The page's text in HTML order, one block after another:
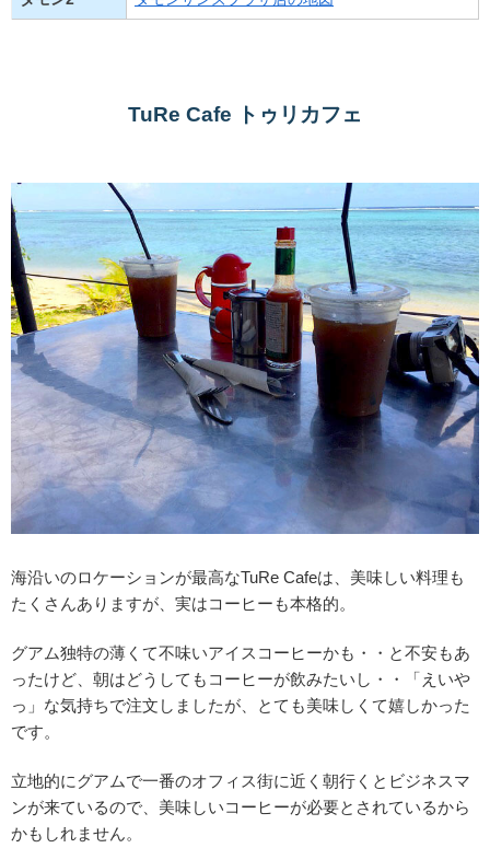
TuRe Cafe トゥリカフェ
海沿いのロケーションが最高なTuRe Cafeは、美味しい料理も
たくさんありますが、実はコーヒーも本格的。
グアム独特の薄くて不味いアイスコーヒーかも・・と不安もあ
ったけど、朝はどうしてもコーヒーが飲みたいし・・「えいや
っ」な気持ちで注文しましたが、とても美味しくて嬉しかった
です。
立地的にグアムで一番のオフィス街に近く朝行くとビジネスマ
ンが来ているので、美味しいコーヒーが必要とされているから
かもしれません。